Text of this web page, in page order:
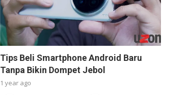
Tips Beli Smartphone Android Baru
Tanpa Bikin Dompet Jebol
1 year ago